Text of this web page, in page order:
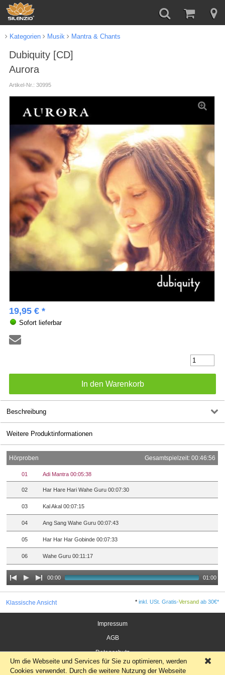
Kategorien Musik Mantra & Chants
Dubiquity [CD]
Aurora
Artikel-Nr.: 30995
19,95 € *
Sofort lieferbar
Beschreibung
Weitere Produktinformationen
Hörproben Gesamtspielzeit: 00:46:56
01 Adi Mantra 00:05:38
02 Har Hare Hari Wahe Guru 00:07:30
03 Kal Akal 00:07:15
04 Ang Sang Wahe Guru 00:07:43
05 Har Har Har Gobinde 00:07:33
06 Wahe Guru 00:11:17
00:00 01:00
Klassische Ansicht *inkl. USt. Gratis-Versand ab 30€*
Impressum
AGB
Datenschutz
Widerrufsrecht für Verbraucher
Um die Webseite und Services für Sie zu optimieren, werden
Cookies verwendet. Durch die weitere Nutzung der Webseite